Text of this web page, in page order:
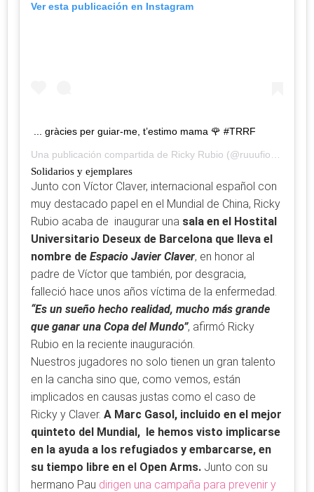
Ver esta publicación en Instagram
... gràcies per guiar-me, t’estimo mama 🌹 #TRRF
Una publicación compartida de Ricky Rubio (@ruuufio) el
Solidarios y ejemplares
Junto con Víctor Claver, internacional español con
muy destacado papel en el Mundial de China, Ricky
Rubio acaba de inaugurar una sala en el Hostital
Universitario Deseux de Barcelona que lleva el
nombre de Espacio Javier Claver, en honor al
padre de Víctor que también, por desgracia,
falleció hace unos años víctima de la enfermedad.
“Es un sueño hecho realidad, mucho más grande
que ganar una Copa del Mundo”, afirmó Ricky
Rubio en la reciente inauguración.
Nuestros jugadores no solo tienen un gran talento
en la cancha sino que, como vemos, están
implicados en causas justas como el caso de
Ricky y Claver. A Marc Gasol, incluido en el mejor
quinteto del Mundial, le hemos visto implicarse
en la ayuda a los refugiados y embarcarse, en
su tiempo libre en el Open Arms. Junto con su
hermano Pau dirigen una campaña para prevenir y